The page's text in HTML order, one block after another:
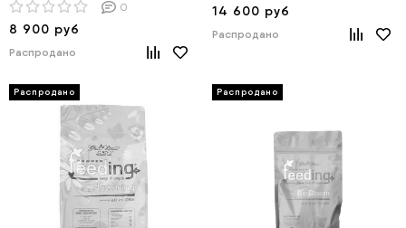
0
8 900 руб
Распродано
14 600 руб
Распродано